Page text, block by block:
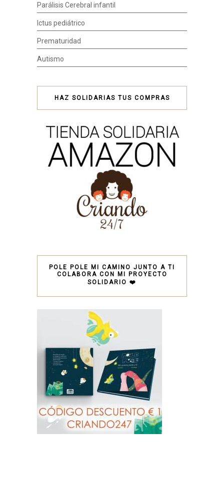
Parálisis Cerebral infantil
Ictus pediátrico
Prematuridad
Autismo
HAZ SOLIDARIAS TUS COMPRAS
POLE POLE MI CAMINO JUNTO A TI
COLABORA CON MI PROYECTO
SOLIDARIO ❤️